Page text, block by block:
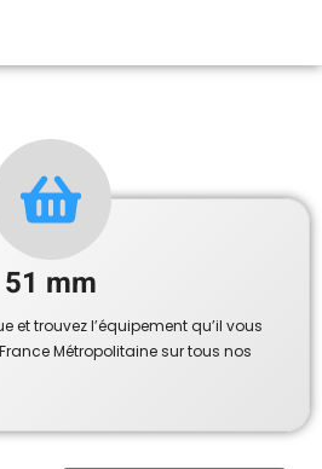
51 mm
et trouvez l’équipement qu’il vous
Métropolitaine sur tous nos